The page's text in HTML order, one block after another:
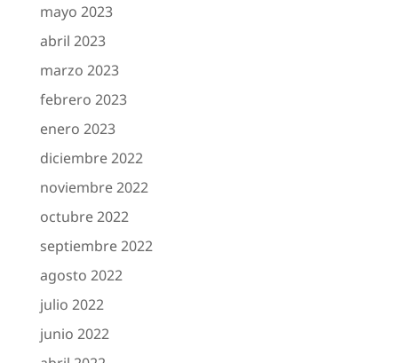
mayo 2023
abril 2023
marzo 2023
febrero 2023
enero 2023
diciembre 2022
noviembre 2022
octubre 2022
septiembre 2022
agosto 2022
julio 2022
junio 2022